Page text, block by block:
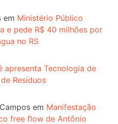
em Ministério Público
e pede R$ 40 milhões por
no RS
apresenta Tecnologia de
Resíduos
em Manifestação
free flow de Antônio